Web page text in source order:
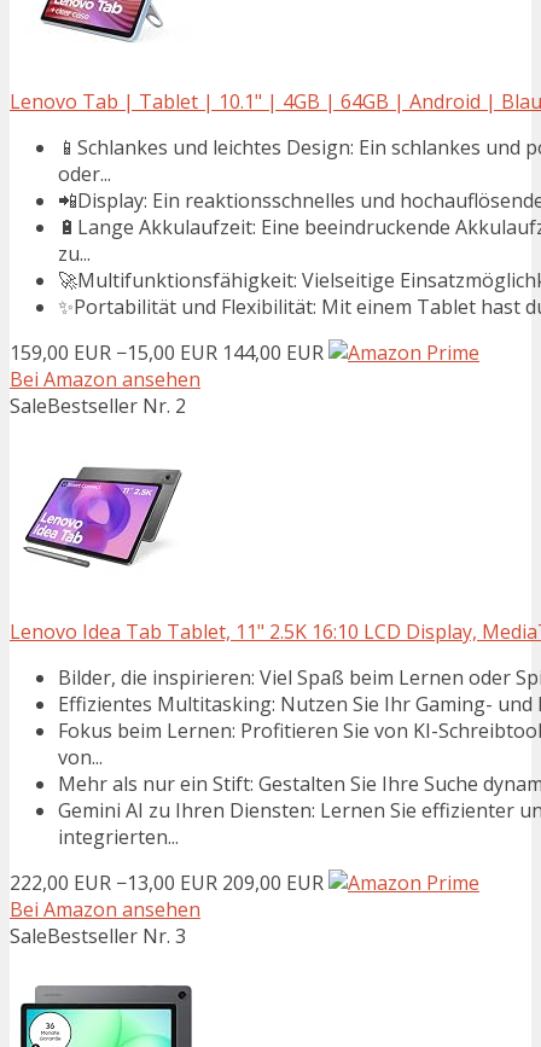
Lenovo Tab | Tablet | 10.1" | 4GB | 64GB | Android | Blau
📱Schlankes und leichtes Design: Ein schlankes
oder...
📲Display: Ein reaktionsschnelles und
🔋Lange Akkulaufzeit: Eine beeindruckende
zu...
🚀Multifunktionsfähigkeit: Vielseitige
✨Portabilität und Flexibilität: Mit einem Tablet hast
159,00 EUR −15,00 EUR 144,00 EUR
Bei Amazon ansehen
SaleBestseller Nr. 2
Lenovo Idea Tab Tablet, 11" 2.5K 16:10 LCD Display,
Bilder, die inspirieren: Viel Spaß beim Lernen oder
Effizientes Multitasking: Nutzen Sie Ihr Gaming-
Fokus beim Lernen: Profitieren Sie von KI-
von...
Mehr als nur ein Stift: Gestalten Sie Ihre Suche
Gemini AI zu Ihren Diensten: Lernen Sie effizienter
integrierten...
222,00 EUR −13,00 EUR 209,00 EUR
Bei Amazon ansehen
SaleBestseller Nr. 3